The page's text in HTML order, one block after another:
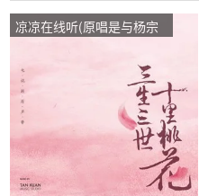
凉凉在线听(原唱是与杨宗
播:55次